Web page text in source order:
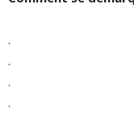
.
.
.
.